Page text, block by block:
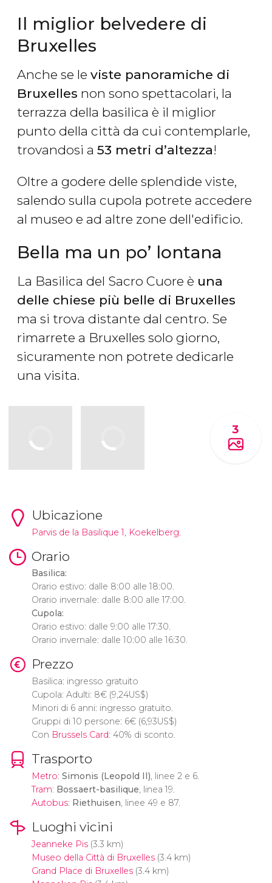
Il miglior belvedere di
Bruxelles
Anche se le viste panoramiche di
Bruxelles non sono spettacolari, la
terrazza della basilica è il miglior
punto della città da cui contemplarle,
trovandosi a 53 metri d’altezza!
Oltre a godere delle splendide viste,
salendo sulla cupola potrete accedere
al museo e ad altre zone dell'edificio.
Bella ma un po’ lontana
La Basilica del Sacro Cuore è una
delle chiese più belle di Bruxelles
ma si trova distante dal centro. Se
rimarrete a Bruxelles solo giorno,
sicuramente non potrete dedicarle
una visita.
3
Ubicazione
Parvis de la Basilique 1, Koekelberg.
Orario
Basilica:
Orario estivo: dalle 8:00 alle 18:00.
Orario invernale: dalle 8:00 alle 17:00.
Cupola:
Orario estivo: dalle 9:00 alle 17:30.
Orario invernale: dalle 10:00 alle 16:30.
Prezzo
Basilica: ingresso gratuito
Cupola: Adulti: 8€(9,24US$)
Minori di 6 anni: ingresso gratuito.
Gruppi di 10 persone: 6€(6,93US$)
Con Brussels Card: 40% di sconto.
Trasporto
Metro: Simonis (Leopold II), linee 2 e 6.
Tram: Bossaert-basilique, linea 19.
Autobus: Riethuisen, linee 49 e 87.
Luoghi vicini
Jeanneke Pis(3.3 km)
Museo della Città di Bruxelles(3.4 km)
Grand Place di Bruxelles(3.4 km)